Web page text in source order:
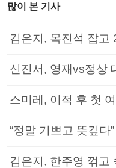
많이 본 기사
김은지, 목진석 잡고
신진서, 영재vs정상
스미레, 이적 후 첫
“정말 기쁘고 뜻깊다
김은지, 한주영 꺾고